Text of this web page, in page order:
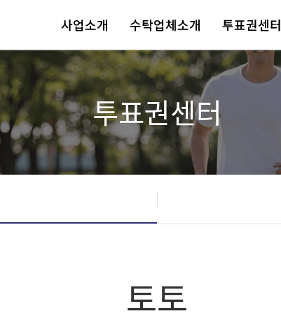
사업소개 수탁업체소개 투표권센터
투표권센터
토토